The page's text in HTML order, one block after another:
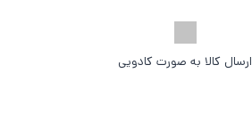
ارسال کالا به صورت کادویی